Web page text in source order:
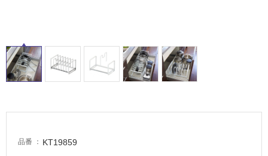
品番 KT19859
る
適
い
が